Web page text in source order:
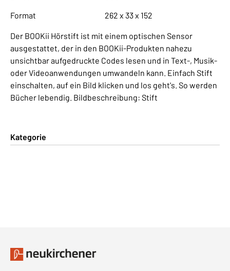
Format 262 x 33 x 152
Der BOOKii Hörstift ist mit einem optischen Sensor
ausgestattet, der in den BOOKii-Produkten nahezu
unsichtbar aufgedruckte Codes lesen und in Text-, Musik-
oder Videoanwendungen umwandeln kann. Einfach Stift
einschalten, auf ein Bild klicken und los geht's. So werden
Bücher lebendig. Bildbeschreibung: Stift
Kategorie